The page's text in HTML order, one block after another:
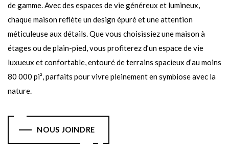
de gamme. Avec des espaces de vie généreux et lumineux,
chaque maison reflète un design épuré et une attention
méticuleuse aux détails. Que vous choisissiez une maison à
étages ou de plain-pied, vous profiterez d’un espace de vie
luxueux et confortable, entouré de terrains spacieux d’au moins
80 000 pi², parfaits pour vivre pleinement en symbiose avec la
nature.
NOUS JOINDRE